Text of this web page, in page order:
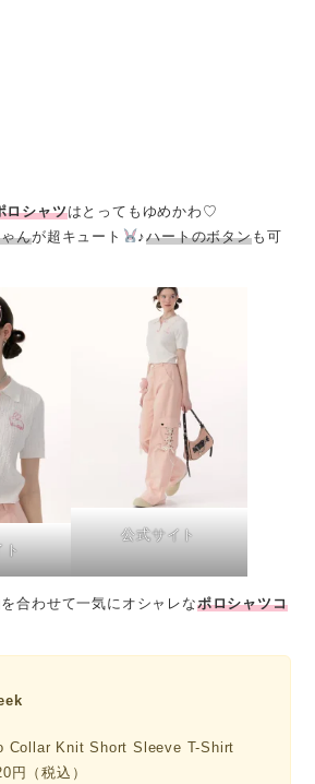
ロシャツはとってもゆめかわ♡
んが超キュート ♪ハートのボタンも可
ト
公式サイト
合わせて一気にオシャレなポロシャツコ
Collar Knit Short Sleeve T-Shirt
円（税込）